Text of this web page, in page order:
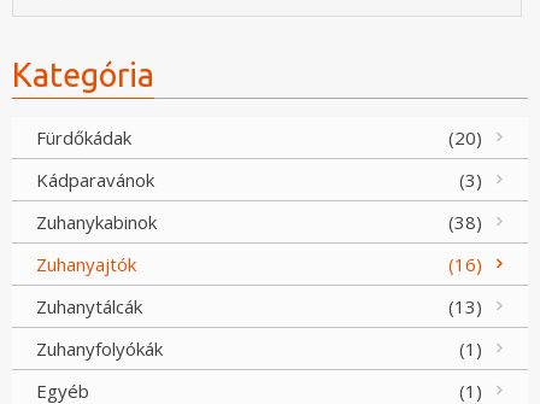
Kategória
Fürdőkádak
(20)
Kádparavánok
(3)
Zuhanykabinok
(38)
Zuhanyajtók
(16)
Zuhanytálcák
(13)
Zuhanyfolyókák
(1)
Egyéb
(1)